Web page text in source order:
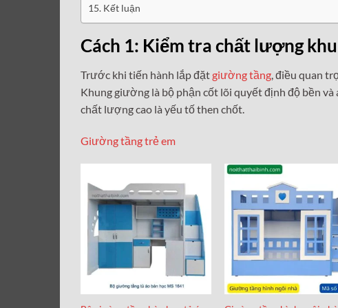
Kết luận
Cách 1: Kiểm tra chất lượng
Trước khi tiến hành lắp đặtgiường tầng, điều quan
Khung giường là bộ phận cốt lõi quyết định độ bền
chất lượng cao là yếu tố then chốt.
Giường tầng trẻ em